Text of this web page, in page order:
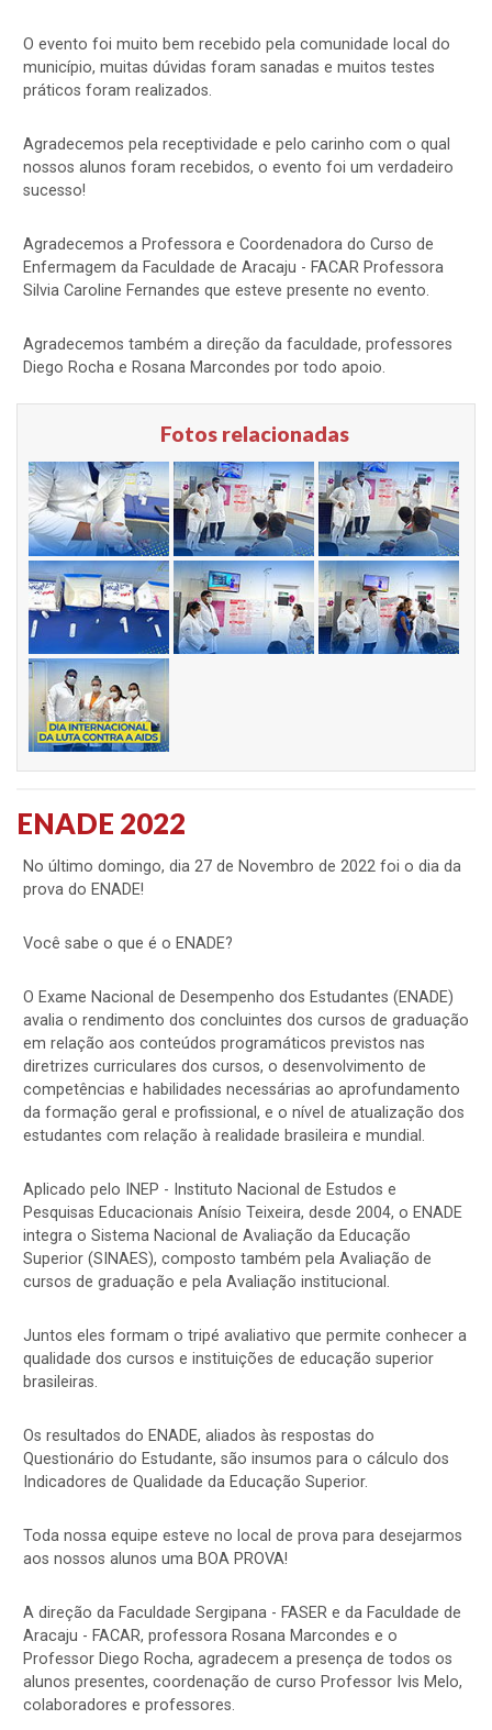
O evento foi muito bem recebido pela comunidade local do
município, muitas dúvidas foram sanadas e muitos testes
práticos foram realizados.
Agradecemos pela receptividade e pelo carinho com o qual
nossos alunos foram recebidos, o evento foi um verdadeiro
sucesso!
Agradecemos a Professora e Coordenadora do Curso de
Enfermagem da Faculdade de Aracaju - FACAR Professora
Silvia Caroline Fernandes que esteve presente no evento.
Agradecemos também a direção da faculdade, professores
Diego Rocha e Rosana Marcondes por todo apoio.​
Fotos relacionadas
ENADE 2022
No último domingo, dia 27 de Novembro de 2022 foi o dia da
prova do ENADE!
Você sabe o que é o ENADE?
O Exame Nacional de Desempenho dos Estudantes (ENADE)
avalia o rendimento dos concluintes dos cursos de graduação
em relação aos conteúdos programáticos previstos nas
diretrizes curriculares dos cursos, o desenvolvimento de
competências e habilidades necessárias ao aprofundamento
da formação geral e profissional, e o nível de atualização dos
estudantes com relação à realidade brasileira e mundial.
Aplicado pelo INEP - Instituto Nacional de Estudos e
Pesquisas Educacionais Anísio Teixeira, desde 2004, o ENADE
integra o Sistema Nacional de Avaliação da Educação
Superior (SINAES), composto também pela Avaliação de
cursos de graduação e pela Avaliação institucional.
Juntos eles formam o tripé avaliativo que permite conhecer a
qualidade dos cursos e instituições de educação superior
brasileiras.
Os resultados do ENADE, aliados às respostas do
Questionário do Estudante, são insumos para o cálculo dos
Indicadores de Qualidade da Educação Superior.
Toda nossa equipe esteve no local de prova para desejarmos
aos nossos alunos uma BOA PROVA!
A direção da Faculdade Sergipana - FASER e da Faculdade de
Aracaju - FACAR, professora Rosana Marcondes e o
Professor Diego Rocha, agradecem a presença de todos os
alunos presentes, coordenação de curso Professor Ivis Melo,
colaboradores e professores.